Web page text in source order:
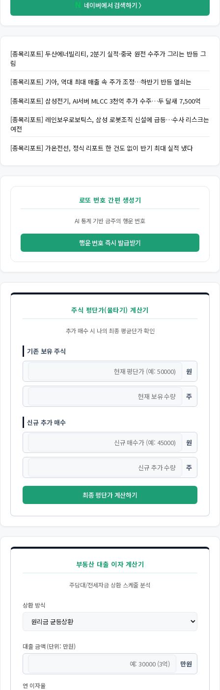
N 네이버에서 검색하기 〉
[종목리포트] 두산에너빌리티, 2분기 실적·중국 원전 수주가 그리는 반등 그
림
[종목리포트] 기아, 역대 최대 매출 속 주가 조정…하반기 반등 열쇠는
[종목리포트] 삼성전기, AI서버 MLCC 3천억 추가 수주…두 달새 7,500억
[종목리포트] 레인보우로보틱스, 삼성 로봇조직 신설에 급등…수사 리스크는
여전
[종목리포트] 가온전선, 정식 리포트 한 건도 없이 반기 최대 실적 냈다
로또 번호 간편 생성기
AI 통계 기반 금주의 행운 번호
행운 번호 즉시 발급받기
주식 평단가(물타기) 계산기
추가 매수 시 나의 최종 평균단가 확인
기존 보유 주식
원
주
신규 추가 매수
원
주
최종 평단가 계산하기
부동산 대출 이자 계산기
주담대/전세자금 상환 스케줄 분석
상환 방식
대출 금액 (단위: 만원)
만원
연 이자율